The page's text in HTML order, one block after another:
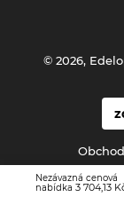
Nezávazná cenová
nabídka 3 704,13
© 2026,